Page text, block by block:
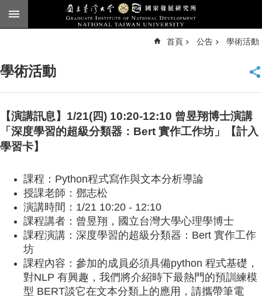
跳到主要內容區塊
臺
頁
English
公
所
簡
介
首頁 公告 學術活動
學術活動
【演講訊息】1/21(四) 10:20-12:10 曾昱翔博士演講
「深度學習的超級分類器：Bert 實作工作坊」【計入
學習卡】
課程： Python程式寫作與文本分析導論
授課老師：鄧志松
演講時間： 1/21 10:20 - 12:10
課程講者：曾昱翔，國立台灣大學心理學博士
課程演講：深度學習的超級分類器： Bert 實作工作
坊
課程內容：參加的成員必須具備python 程式基礎，
對NLP 有興趣，我們將介紹時下最熱門的預訓練模
型 BERT談它在文本分類上的應用，請攜帶筆電